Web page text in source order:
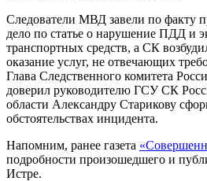
Следователи МВД завели по факту
дело по статье о нарушение ПДД и
транспортных средств, а СК
оказание услуг, не отвечающих
Глава Следственного комитета
доверил руководителю ГСУ СК
области Александру Старикову
обстоятельствах инцидента.
Напомним, ранее газета
подробности произошедшего и
Истре.